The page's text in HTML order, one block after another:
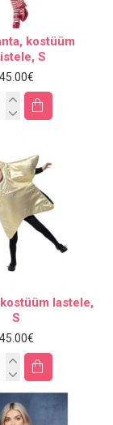
kostüüm
S
45.00€
lastele,
S
45.00€